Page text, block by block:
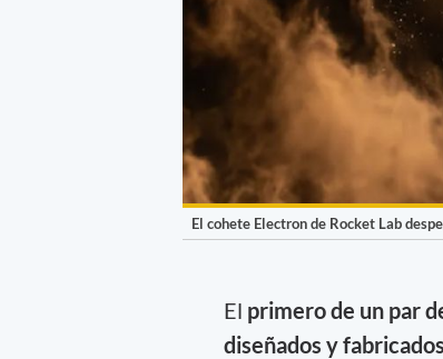
El cohete Electron de Rocket Lab
El primero de un par
diseñados y